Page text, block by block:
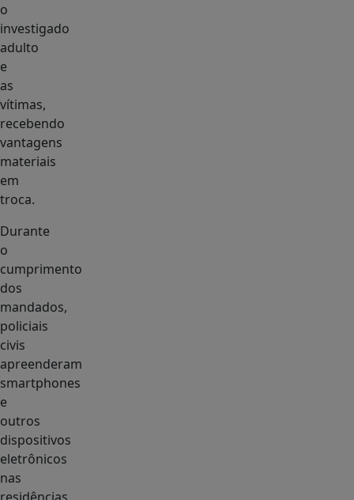
o
investigado
adulto
e
as
vítimas,
recebendo
vantagens
materiais
em
troca.
Durante
o
cumprimento
dos
mandados,
policiais
civis
apreenderam
smartphones
e
outros
dispositivos
eletrônicos
nas